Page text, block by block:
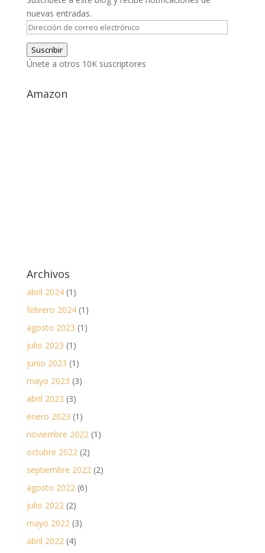
nuevas entradas.
Dirección
de
correo
electrónico
Suscribir
Únete a otros 10K suscriptores
Amazon
Archivos
abril 2024(1)
febrero 2024(1)
agosto 2023 (1)
julio 2023 (1)
junio 2023 (1)
mayo 2023 (3)
abril 2023 (3)
enero 2023 (1)
noviembre 2022(1)
octubre 2022(2)
septiembre 2022(2)
agosto 2022(6)
julio 2022(2)
mayo 2022(3)
abril 2022(4)